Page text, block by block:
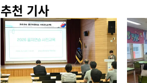
추천 기사